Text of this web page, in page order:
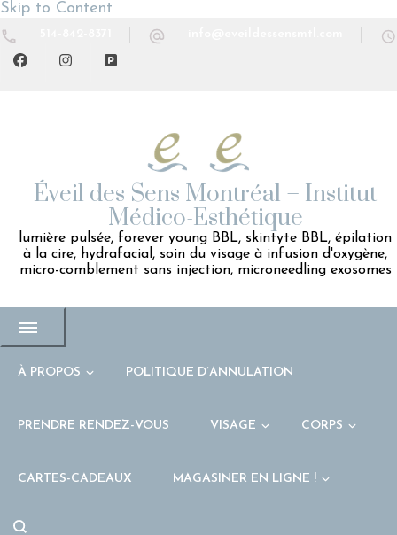
Skip to Content
Éveil des Sens Montréal – Institut
Médico-Esthétique
lumière pulsée, forever young BBL, skintyte BBL, épilation
à la cire, hydrafacial, soin du visage à infusion d'oxygène,
micro-comblement sans injection, microneedling exosomes
À PROPOS POLITIQUE D’ANNULATION
PRENDRE RENDEZ-VOUS VISAGE CORPS
CARTES-CADEAUX MAGASINER EN LIGNE !